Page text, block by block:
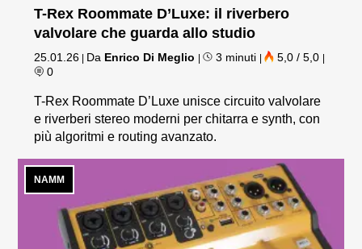
T-Rex Roommate D’Luxe: il riverbero
valvolare che guarda allo studio
25.01.26 | Da Enrico Di Meglio | 3 minuti | 5,0 / 5,0 |
0
T-Rex Roommate D’Luxe unisce circuito valvolare
e riverberi stereo moderni per chitarra e synth, con
più algoritmi e routing avanzato.
NAMM